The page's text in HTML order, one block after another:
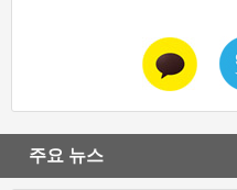
주요 뉴스